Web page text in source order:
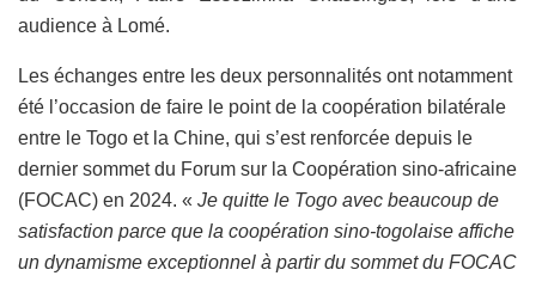
audience à Lomé.
Les échanges entre les deux personnalités ont notamment
été l’occasion de faire le point de la coopération bilatérale
entre le Togo et la Chine, qui s’est renforcée depuis le
dernier sommet du Forum sur la Coopération sino-africaine
(FOCAC) en 2024. « Je quitte le Togo avec beaucoup de
satisfaction parce que la coopération sino-togolaise affiche
un dynamisme exceptionnel à partir du sommet du FOCAC